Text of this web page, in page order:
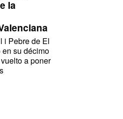
la
i Pebre de El
su décimo
a poner